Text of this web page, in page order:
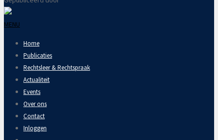
MENU
Home
Publicaties
Rechtsleer & Rechtspraak
Actualiteit
Events
Over ons
Contact
Inloggen